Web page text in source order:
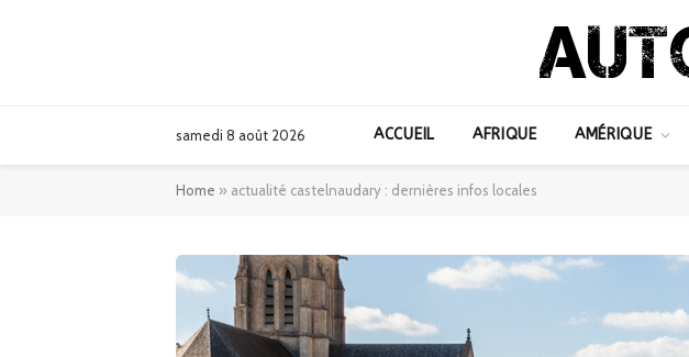
samedi 8 août 2026 ACCUEIL AFRIQUE AMÉRIQUE
Home » actualité castelnaudary : dernières infos locales